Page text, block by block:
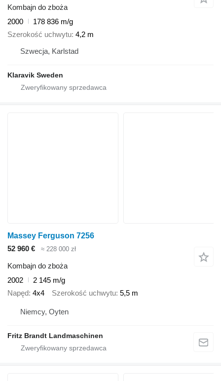
Kombajn do zboża
2000
178 836 m/g
Szerokość uchwytu 4,2 m
Szwecja, Karlstad
Klaravik Sweden
Massey Ferguson 7256
52 960 €
≈ 228 000 zł
Kombajn do zboża
2002
2 145 m/g
Napęd 4x4 Szerokość uchwytu 5,5 m
Niemcy, Oyten
Fritz Brandt Landmaschinen